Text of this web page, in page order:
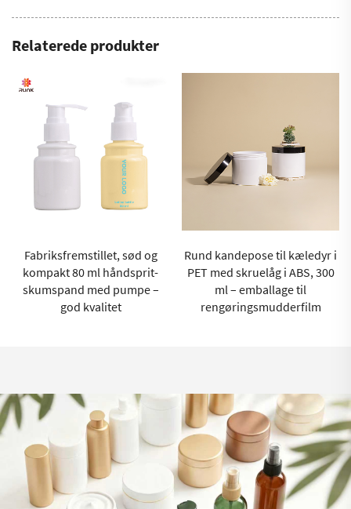
Relaterede produkter
Fabriksfremstillet, sød og
kompakt 80 ml håndsprit-
skumspand med pumpe –
god kvalitet
Rund kandepose til kæledyr i
PET med skruelåg i ABS, 300
ml – emballage til
rengøringsmudderfilm